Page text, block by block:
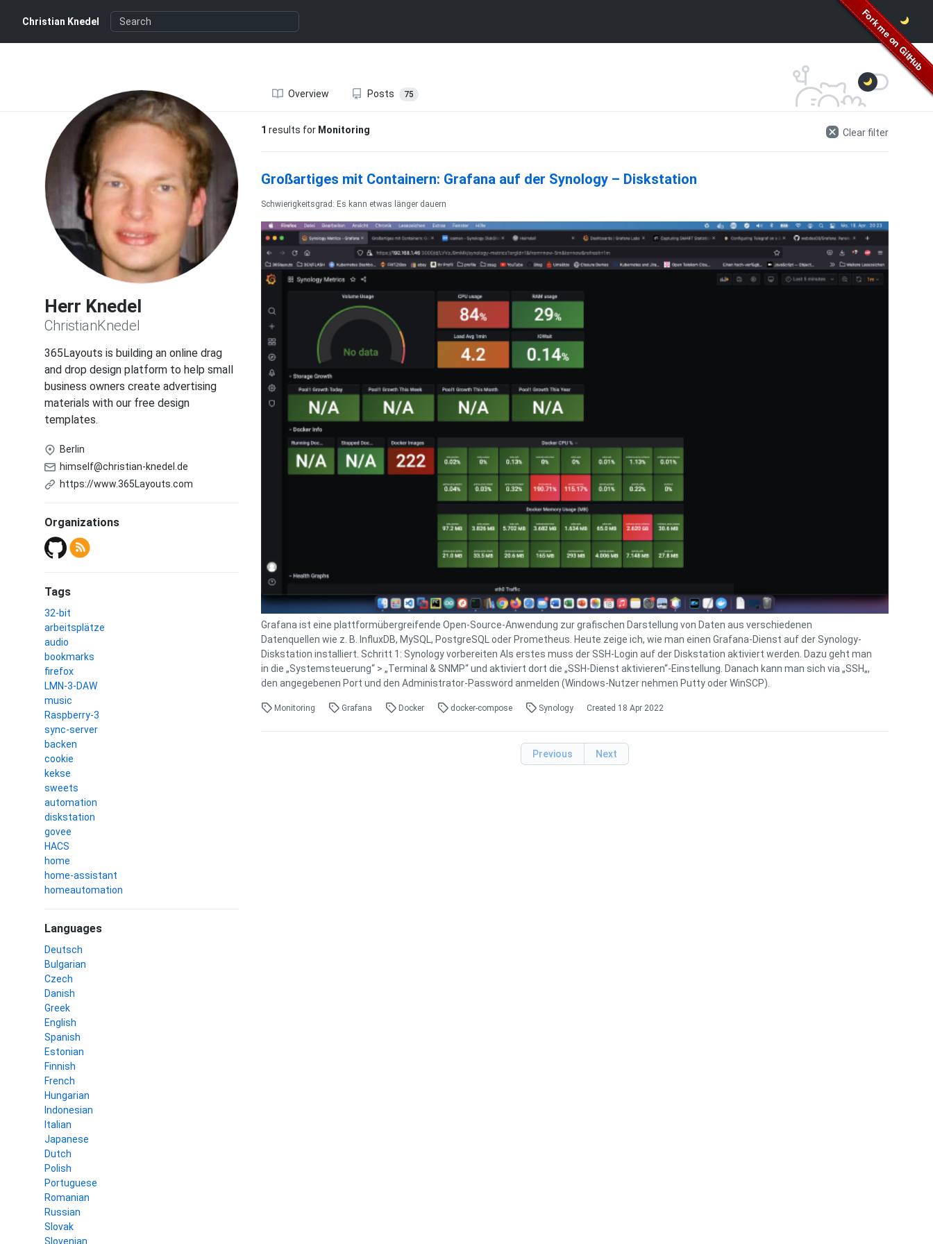
Christian Knedel
Overview Posts 75
Herr Knedel
Herr Knedel
ChristianKnedel
365Layouts is building an online drag
and drop design platform to help small
business owners create advertising
materials with our free design
templates.
Berlin
himself@christian-knedel.de
https://www.365Layouts.com
Organizations
Tags
32-bit
arbeitsplätze
audio
bookmarks
firefox
LMN-3-DAW
music
Raspberry-3
sync-server
backen
cookie
kekse
sweets
automation
diskstation
govee
HACS
home
home-assistant
homeautomation
Languages
Deutsch
Bulgarian
Czech
Danish
Greek
English
Spanish
Estonian
Finnish
French
Hungarian
Indonesian
Italian
Japanese
Dutch
Polish
Portuguese
Romanian
Russian
Slovak
Slovenian
1 results for Monitoring Clear filter
Großartiges mit Containern: Grafana auf der Synology – Diskstation
Schwierigkeitsgrad: Es kann etwas länger dauern
Grafana ist eine plattformübergreifende Open-Source-Anwendung zur grafischen Darstellung von Daten aus verschiedenen
Datenquellen wie z. B. InfluxDB, MySQL, PostgreSQL oder Prometheus. Heute zeige ich, wie man einen Grafana-Dienst auf der Synology-
Diskstation installiert. Schritt 1: Synology vorbereiten Als erstes muss der SSH-Login auf der Diskstation aktiviert werden. Dazu geht man
in die „Systemsteuerung“ > „Terminal & SNMP“ und aktiviert dort die „SSH-Dienst aktivieren“-Einstellung. Danach kann man sich via „SSH„,
den angegebenen Port und den Administrator-Password anmelden (Windows-Nutzer nehmen Putty oder WinSCP).
Monitoring Grafana Docker docker-compose Synology Created 18 Apr 2022
Previous Next